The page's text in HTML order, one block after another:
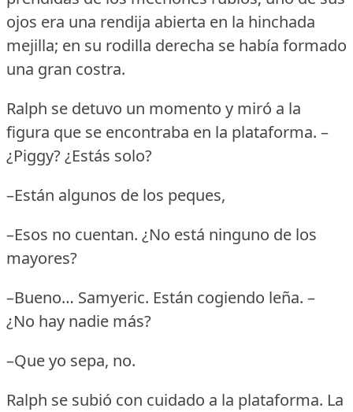
ojos era una rendija abierta en la hinchada
mejilla; en su rodilla derecha se había formado
una gran costra.
Ralph se detuvo un momento y miró a la
figura que se encontraba en la plataforma. –
¿Piggy?¿Estás solo?
–Están algunos de los peques,
–Esos no cuentan. ¿No está ninguno de los
mayores?
–Bueno… Samyeric. Están cogiendo leña. –
¿No hay nadie más?
–Que yo sepa, no.
Ralph se subió con cuidado a la plataforma. La